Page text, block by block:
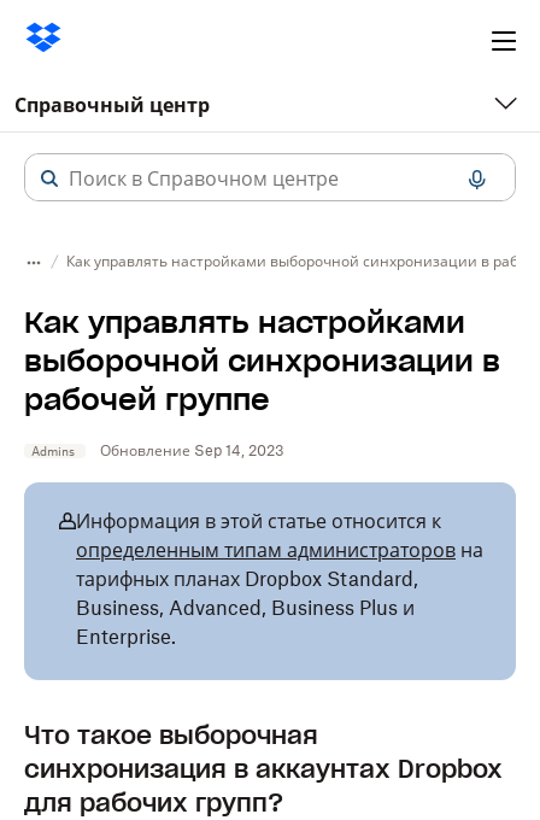
Справочный центр
Как управлять настройками выборочной синхронизации в
Как управлять настройками
выборочной синхронизации в
рабочей группе
Admins Обновление Sep 14, 2023
Информация в этой статье относится к
определенным типам администраторов на
тарифных планах Dropbox Standard,
Business, Advanced, Business Plus и
Enterprise.
Что такое выборочная
синхронизация в аккаунтах Dropbox
для рабочих групп?